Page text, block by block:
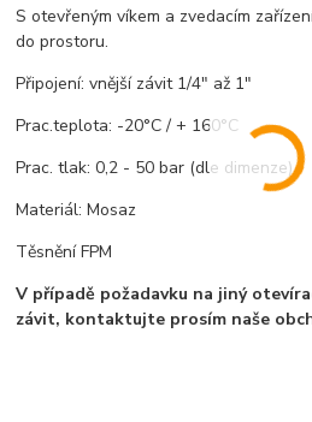
S otevřeným víkem a zvedacím
do prostoru.
Připojení: vnější závit 1/4" až 1"
Prac.teplota: -20°C / + 160°C
Prac. tlak: 0,2 - 50 bar (dle dimenze)
Materiál: Mosaz
Těsnění FPM
V případě požadavku na jiný
závit, kontaktujte prosím naše